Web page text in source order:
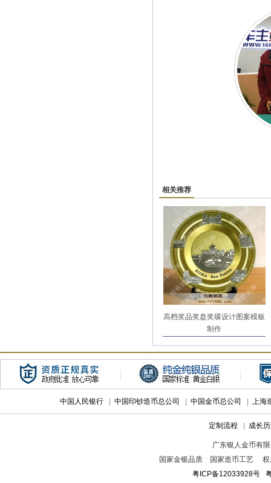
相关推荐
高档奖品奖盘奖碟设计图案模板
制作
中国人民银行 中国印钞造币总公司 中国金币总公司 上海
定制流程 成长
广东银人金币有
国家金银品质 国家造币工艺 权
粤ICP备12033928号